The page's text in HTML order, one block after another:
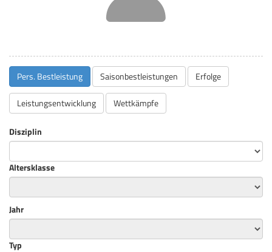
Pers. Bestleistung Saisonbestleistungen Erfolge
Leistungsentwicklung Wettkämpfe
Disziplin
Altersklasse
Jahr
Typ